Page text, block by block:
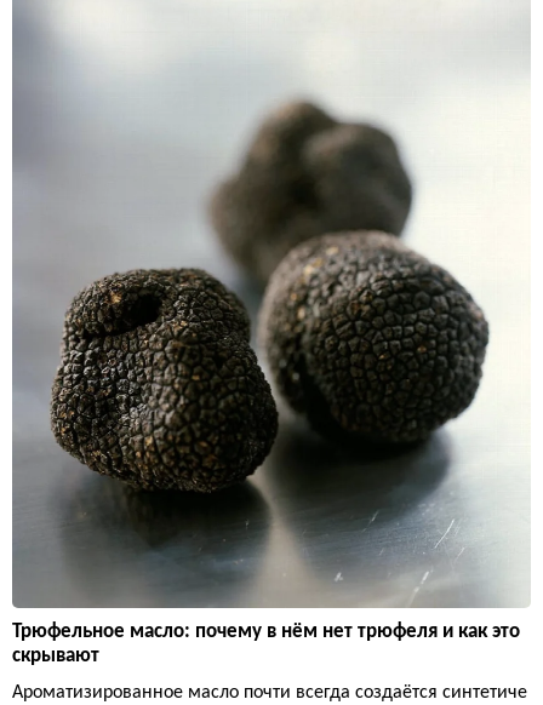
Трюфельное масло: почему в нём нет трюфеля и как это
скрывают
Ароматизированное масло почти всегда создаётся синтетиче